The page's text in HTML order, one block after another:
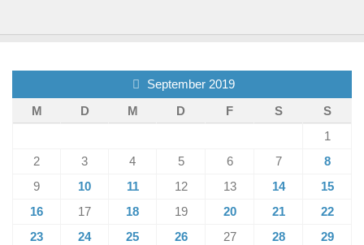
September 2019
M
D M D F S
S
1
2
3 4 5 6 7
8
9
10 11 12 13 14
15
16
17 18 19 20 21
22
23
24 25 26 27 28
29